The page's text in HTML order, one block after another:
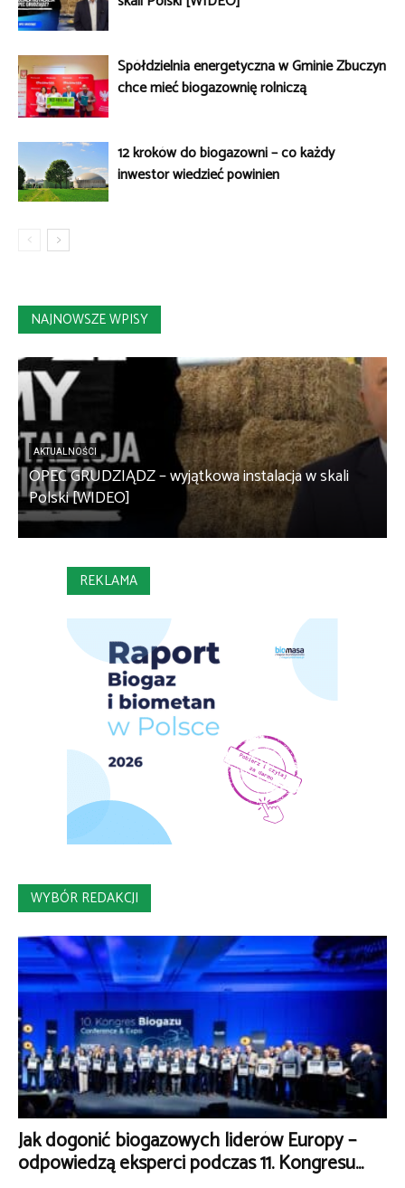
Spółdzielnia energetyczna w Gminie Zbuczyn
chce mieć biogazownię rolniczą
12 kroków do biogazowni – co każdy
inwestor wiedzieć powinien
NAJNOWSZE WPISY
AKTUALNOŚCI
OPEC GRUDZIĄDZ – wyjątkowa instalacja w skali
Polski [WIDEO]
REKLAMA
WYBÓR REDAKCJI
Jak dogonić biogazowych liderów Europy –
odpowiedzą eksperci podczas 11. Kongresu...